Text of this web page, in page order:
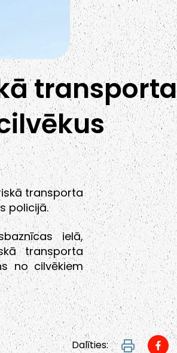
transporta
transporta
policijā.
ielā,
transporta
no cilvēkiem
Dalīties: